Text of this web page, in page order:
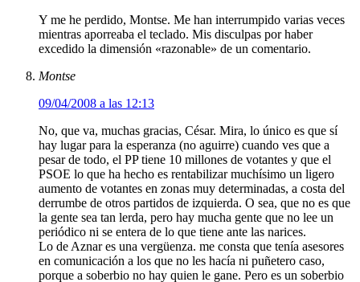
Y me he perdido, Montse. Me han interrumpido varias veces
mientras aporreaba el teclado. Mis disculpas por haber
excedido la dimensión «razonable» de un comentario.
Montse
09/04/2008 a las 12:13
No, que va, muchas gracias, César. Mira, lo único es que sí
hay lugar para la esperanza (no aguirre) cuando ves que a
pesar de todo, el PP tiene 10 millones de votantes y que el
PSOE lo que ha hecho es rentabilizar muchísimo un ligero
aumento de votantes en zonas muy determinadas, a costa del
derrumbe de otros partidos de izquierda. O sea, que no es que
la gente sea tan lerda, pero hay mucha gente que no lee un
periódico ni se entera de lo que tiene ante las narices.
Lo de Aznar es una vergüenza. me consta que tenía asesores
en comunicación a los que no les hacía ni puñetero caso,
porque a soberbio no hay quien le gane. Pero es un soberbio